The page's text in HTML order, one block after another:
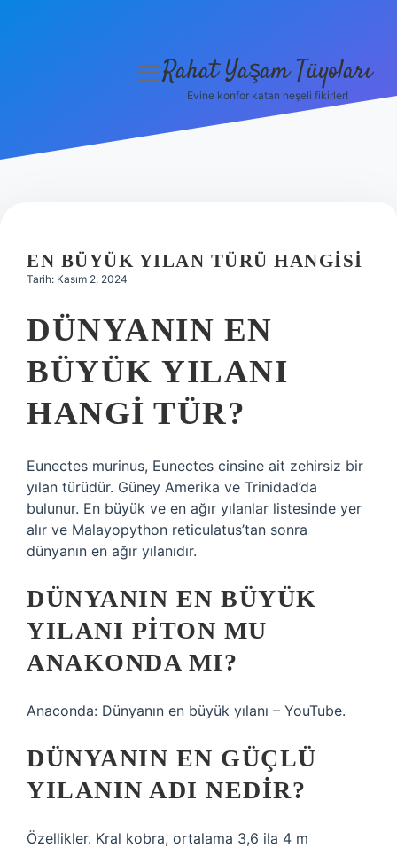
Hakkımızda
menüyü
Rahat Yaşam Tüyoları
Evine konfor katan neşeli fikirler!
EN BÜYÜK YILAN TÜRÜ HANGISI
Tarih: Kasım 2, 2024
DÜNYANIN EN
BÜYÜK YILANI
HANGI TÜR?
Eunectes murinus, Eunectes cinsine ait zehirsiz bir
yılan türüdür. Güney Amerika ve Trinidad’da
bulunur. En büyük ve en ağır yılanlar listesinde yer
alır ve Malayopython reticulatus’tan sonra
dünyanın en ağır yılanıdır.
DÜNYANIN EN BÜYÜK
YILANI PITON MU
ANAKONDA MI?
Anaconda: Dünyanın en büyük yılanı – YouTube.
DÜNYANIN EN GÜÇLÜ
YILANIN ADI NEDIR?
Özellikler. Kral kobra, ortalama 3,6 ila 4 m